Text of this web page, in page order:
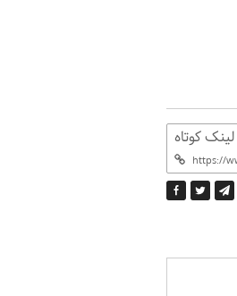
لینک کوتاه